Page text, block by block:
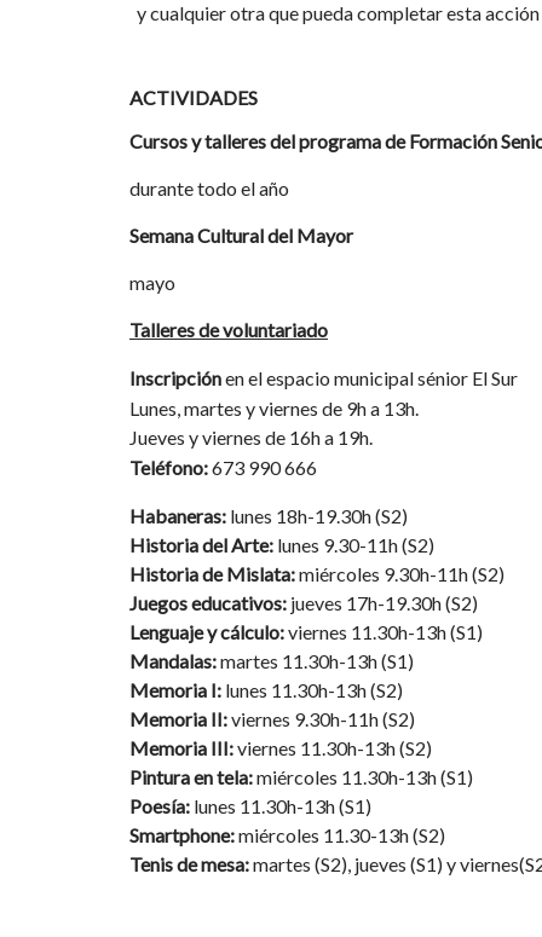
y cualquier otra que pueda completar esta
ACTIVIDADES
Cursos y talleres del programa de Formación
durante todo el año
Semana Cultural del Mayor
mayo
Talleres de voluntariado
Inscripciónen el espacio municipal sénior El Sur
Lunes, martes y viernes de 9h a 13h.
Jueves y viernes de 16h a 19h.
Teléfono:673 990 666
Habaneras:lunes 18h-19.30h (S2)
Historia del Arte:lunes 9.30-11h (S2)
Historia de Mislata:miércoles 9.30h-11h (S2)
Juegos educativos:jueves 17h-19.30h (S2)
Lenguaje y cálculo:viernes 11.30h-13h (S1)
Mandalas:martes 11.30h-13h (S1)
Memoria I:lunes 11.30h-13h (S2)
Memoria II:viernes 9.30h-11h (S2)
Memoria III:viernes 11.30h-13h (S2)
Pintura en tela:miércoles 11.30h-13h (S1)
Poesía:lunes 11.30h-13h (S1)
Smartphone:miércoles 11.30-13h (S2)
Tenis de mesa:martes (S2), jueves (S1) y